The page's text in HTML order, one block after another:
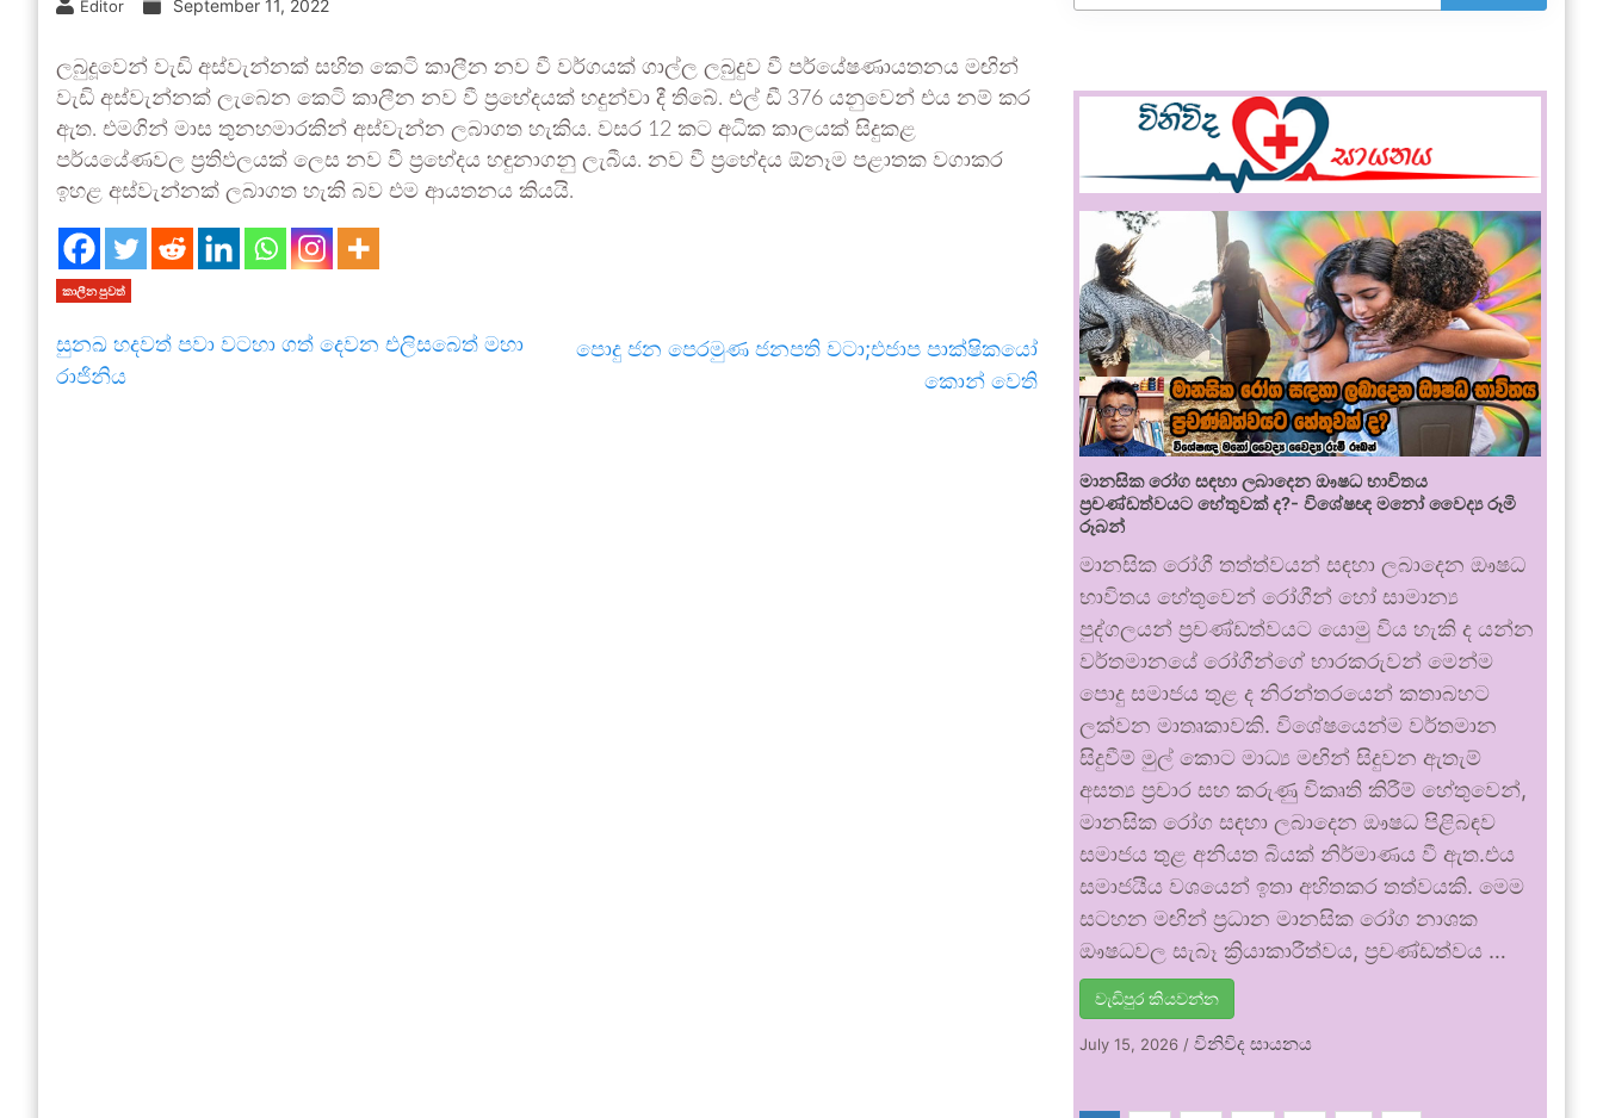
Editor September 11, 2022
ලබුදූවෙන් වැඩි අස්වැන්නක් සහිත කෙටි කාලීන නව වී වර්ගයක් ගාල්ල ලබුදුව වී පර්යේෂණායතනය මඟින්
වැඩි අස්වැන්නක් ලැබෙන කෙටි කාලීන නව වී ප්‍රභේදයක් හදුන්වා දී තිබේ. එල් ඩී 376 යනුවෙන් එය නම් කර
ඇත. එමගින් මාස තුනහමාරකින් අස්වැන්න ලබාගත හැකිය. වසර 12 කට අධික කාලයක් සිදුකළ
පර්යයේණවල ප්‍රතිඵලයක් ලෙස නව වී ප්‍රභේදය හඳුනාගනු ලැබීය. නව වී ප්‍රභේදය ඕනෑම පළාතක වගාකර
ඉහළ අස්වැන්නක් ලබාගත හැකි බව එම ආයතනය කියයි.
කාලීන පුවත්
සුනඛ හදවත් පවා වටහා ගත් දෙවන එලිසබෙත් මහා
රාජිනිය
පොදු ජන පෙරමුණ ජනපති වටා;එජාප පාක්ෂිකයෝ
කොන් වෙති
මානසික රෝග සඳහා ලබාදෙන ඖෂධ භාවිතය
ප්‍රචණ්ඩත්වයට හේතුවක් ද?- විශේෂඥ මනෝ වෛද්‍ය රූමි
රූබන්
මානසික රෝගී තත්ත්වයන් සඳහා ලබාදෙන ඖෂධ
භාවිතය හේතුවෙන් රෝගීන් හෝ සාමාන්‍ය
පුද්ගලයන් ප්‍රචණ්ඩත්වයට යොමු විය හැකි ද යන්න
වර්තමානයේ රෝගීන්ගේ භාරකරුවන් මෙන්ම
පොදු සමාජය තුළ ද නිරන්තරයෙන් කතාබහට
ලක්වන මාතෘකාවකි. විශේෂයෙන්ම වර්තමාන
සිදුවීම් මුල් කොට මාධ්‍ය මඟින් සිදුවන ඇතැම්
අසත්‍ය ප්‍රචාර සහ කරුණු විකෘති කිරීම් හේතුවෙන්,
මානසික රෝග සඳහා ලබාදෙන ඖෂධ පිළිබඳව
සමාජය තුළ අනියත බියක් නිර්මාණය වී ඇත.එය
සමාජයීය වශයෙන් ඉතා අහිතකර තත්වයකි. මෙම
සටහන මඟින් ප්‍රධාන මානසික රෝග නාශක
ඖෂධවල සැබෑ ක්‍රියාකාරීත්වය, ප්‍රචණ්ඩත්වය …
වැඩිපුර කියවන්න
July 15, 2026 /විනිවිද සායනය